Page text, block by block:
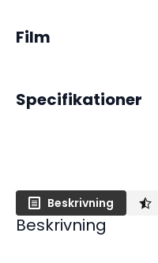
Film
Specifikationer
Beskrivning
Beskrivning